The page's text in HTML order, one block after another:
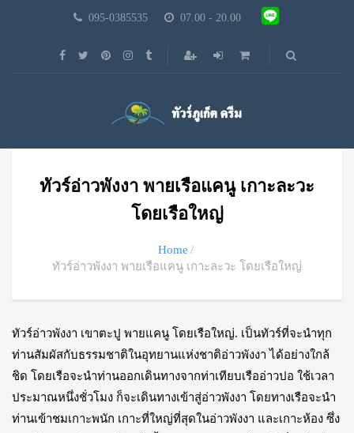
095-0385535 07.00 - 20.00
ทัวร์อ่าวพังงา พายเรือแคนู เกาะละวะ
โดยเรือใหญ่
Home
ทัวร์อ่าวพังงา พายเรือแคนู เกาะละวะ โดยเรือใหญ่
ทัวร์อ่าวพังงา เขาตะปู พายแคนู โดยเรือใหญ่. เป็นทัวร์ที่จะนำทุก
ท่านสัมผัสกับธรรมชาติในอุทยานแห่งชาติอ่าวพังงา ได้อย่างใกล้
ชิด โดยเรือจะนำท่านออกเดินทางจากท่าเทียบเรืออ่าวปอ ใช้เวลา
ประมาณหนึ่งชั่วโมง ก็จะเดินทางเข้าสู่อ่าวพังงา โดยทางเรือจะนำ
ท่านเข้าชมเกาะพนัก เกาะที่ใหญ่ที่สุดในอ่าวพังงา และเกาะห้อง ซึ่ง